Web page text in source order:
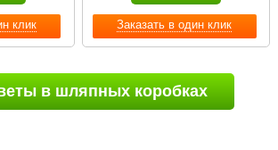
клик Заказать в один клик
в шляпных коробках